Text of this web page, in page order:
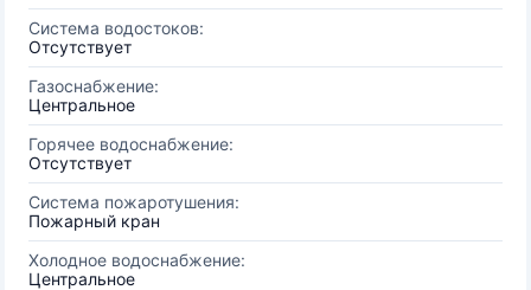
Система водостоков:
Отсутствует
Газоснабжение:
Центральное
Горячее водоснабжение:
Отсутствует
Система пожаротушения:
Пожарный кран
Холодное водоснабжение:
Центральное